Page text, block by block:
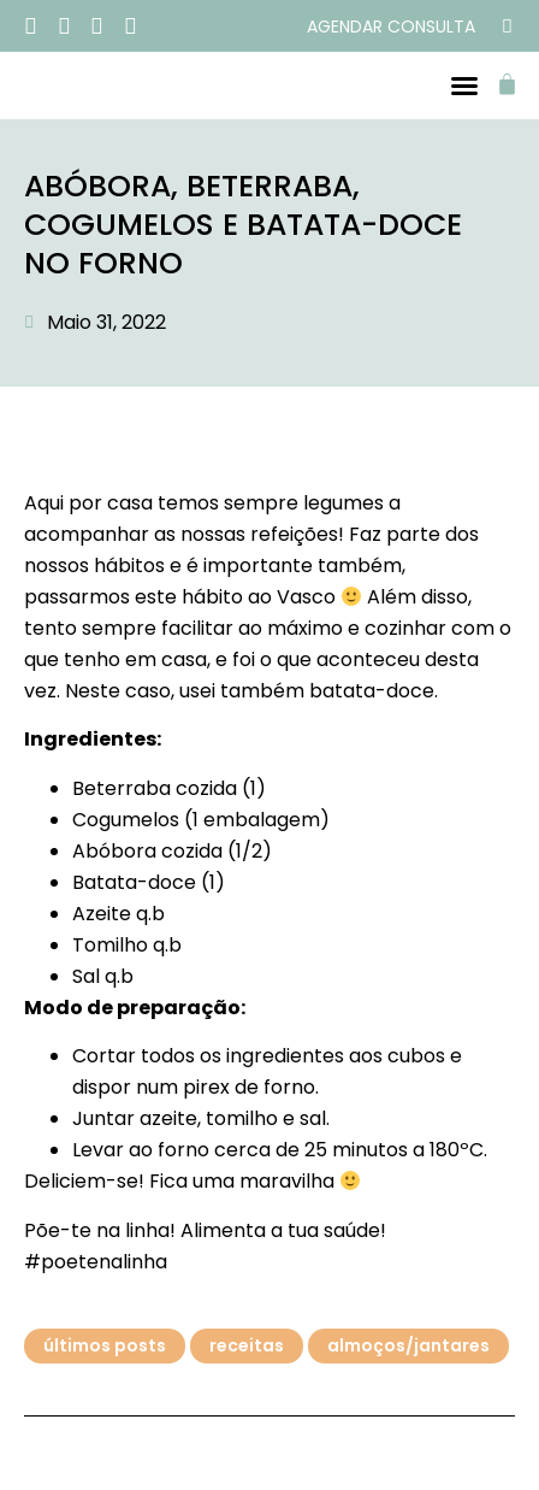
AGENDAR CONSULTA
ABÓBORA, BETERRABA,
COGUMELOS E BATATA-DOCE
NO FORNO
Maio 31, 2022
Aqui por casa temos sempre legumes a
acompanhar as nossas refeições! Faz parte dos
nossos hábitos e é importante também,
passarmos este hábito ao Vasco
Além disso,
tento sempre facilitar ao máximo e cozinhar com o
que tenho em casa, e foi o que aconteceu desta
vez. Neste caso, usei também batata-doce.
Ingredientes:
Beterraba cozida (1)
Cogumelos (1 embalagem)
Abóbora cozida (1/2)
Batata-doce (1)
Azeite q.b
Tomilho q.b
Sal q.b
Modo de preparação:
Cortar todos os ingredientes aos cubos e
dispor num pirex de forno.
Juntar azeite, tomilho e sal.
Levar ao forno cerca de 25 minutos a 180ºC.
Deliciem-se! Fica uma maravilha
Põe-te na linha! Alimenta a tua saúde!
#poetenalinha
últimos posts receitas almoços/jantares